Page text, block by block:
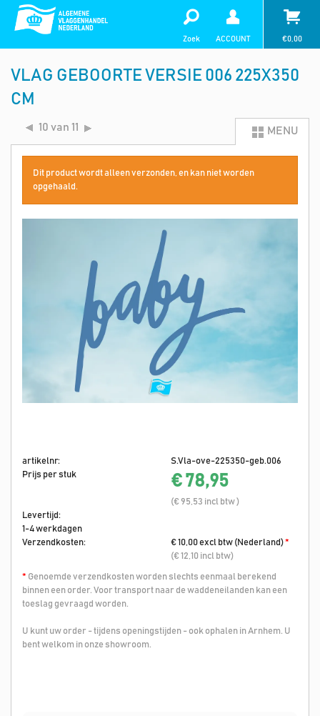
Zoek ACCOUNT €0,00
VLAG GEBOORTE VERSIE 006 225X350
CM
10 van 11 MENU
Dit product wordt alleen verzonden, en kan niet worden
opgehaald.
artikelnr:
S.Vla-ove-225350-geb.006
Prijs per stuk
€ 78,95
(€ 95,53 incl btw )
Levertijd:
1-4 werkdagen
Verzendkosten:
€ 10,00 excl btw (Nederland)*
(€ 12,10 incl btw)
* Genoemde verzendkosten worden slechts eenmaal berekend
binnen een order. Voor transport naar de waddeneilanden kan een
toeslag gevraagd worden.
U kunt uw order - tijdens openingstijden - ook ophalen in Arnhem. U
bent welkom in onze showroom.